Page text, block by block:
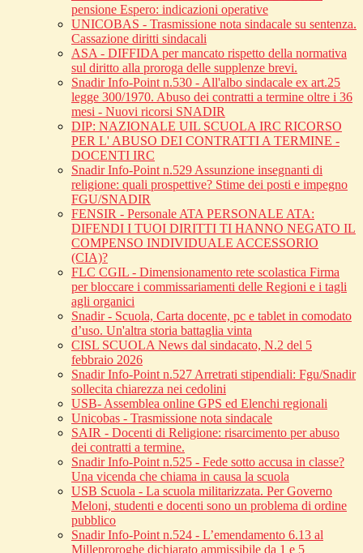
pensione Espero: indicazioni operative
UNICOBAS - Trasmissione nota sindacale su sentenza.
Cassazione diritti sindacali
ASA - DIFFIDA per mancato rispetto della normativa
sul diritto alla proroga delle supplenze brevi.
Snadir Info-Point n.530 - All'albo sindacale ex art.25
legge 300/1970. Abuso dei contratti a termine oltre i 36
mesi - Nuovi ricorsi SNADIR
DIP: NAZIONALE UIL SCUOLA IRC RICORSO
PER L' ABUSO DEI CONTRATTI A TERMINE -
DOCENTI IRC
Snadir Info-Point n.529 Assunzione insegnanti di
religione: quali prospettive? Stime dei posti e impegno
FGU/SNADIR
FENSIR - Personale ATA PERSONALE ATA:
DIFENDI I TUOI DIRITTI TI HANNO NEGATO IL
COMPENSO INDIVIDUALE ACCESSORIO
(CIA)?
FLC CGIL - Dimensionamento rete scolastica Firma
per bloccare i commissariamenti delle Regioni e i tagli
agli organici
Snadir - Scuola, Carta docente, pc e tablet in comodato
d’uso. Un'altra storia battaglia vinta
CISL SCUOLA News dal sindacato, N.2 del 5
febbraio 2026
Snadir Info-Point n.527 Arretrati stipendiali: Fgu/Snadir
sollecita chiarezza nei cedolini
USB- Assemblea online GPS ed Elenchi regionali
Unicobas - Trasmissione nota sindacale
SAIR - Docenti di Religione: risarcimento per abuso
dei contratti a termine.
Snadir Info-Point n.525 - Fede sotto accusa in classe?
Una vicenda che chiama in causa la scuola
USB Scuola - La scuola militarizzata. Per Governo
Meloni, studenti e docenti sono un problema di ordine
pubblico
Snadir Info-Point n.524 - L’emendamento 6.13 al
Milleproroghe dichiarato ammissibile da 1 e 5